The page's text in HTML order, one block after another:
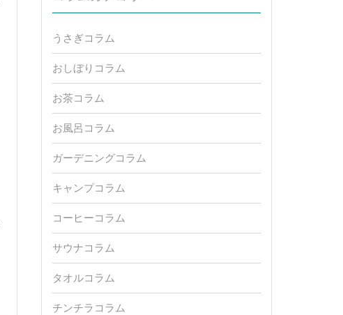
うさぎコラム
おしぼりコラム
お茶コラム
お風呂コラム
ガーデニングコラム
キャンプコラム
コーヒーコラム
サウナコラム
タオルコラム
チンチラコラム